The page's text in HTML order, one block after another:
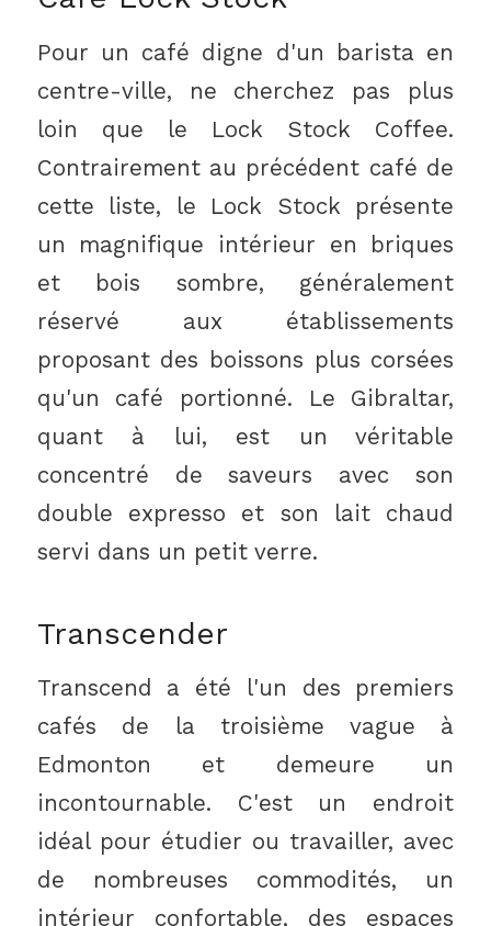
Pour un café digne d'un barista en
centre-ville, ne cherchez pas plus
loin que le Lock Stock Coffee.
Contrairement au précédent café de
cette liste, le Lock Stock présente
un magnifique intérieur en briques
et bois sombre, généralement
réservé aux établissements
proposant des boissons plus corsées
qu'un café portionné. Le Gibraltar,
quant à lui, est un véritable
concentré de saveurs avec son
double expresso et son lait chaud
servi dans un petit verre.
Transcender
Transcend a été l'un des premiers
cafés de la troisième vague à
Edmonton et demeure un
incontournable. C'est un endroit
idéal pour étudier ou travailler, avec
de nombreuses commodités, un
intérieur confortable, des espaces